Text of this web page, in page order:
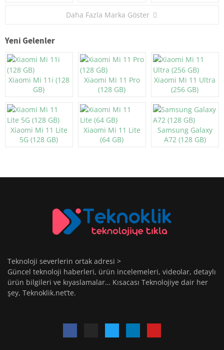
Daha Fazla Marka Göster
Yeni Gelenler
Xiaomi Mi 11i (128
GB)
Xiaomi Mi 11 Pro
(128 GB)
Xiaomi Mi 11 Ultra
(256 GB)
Xiaomi Mi 11 Lite
5G (128 GB)
Xiaomi Mi 11 Lite
(64 GB)
Samsung Galaxy
A72 (128 GB)
Teknoloji severlerin ortak adresi >
Güncel teknoloji haberleri, ürün incelemeleri, videolar, detaylı
ürün bilgileri ve kıyaslamalar… Kısacası Teknolojiye dair her
şey, Teknoklik.net’te.